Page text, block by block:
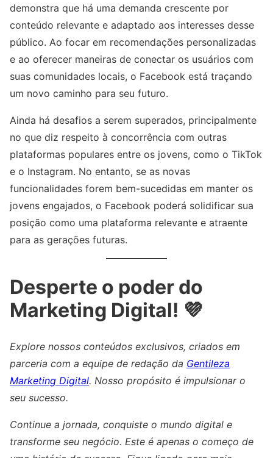
demonstra que há uma demanda crescente por
conteúdo relevante e adaptado aos interesses desse
público. Ao focar em recomendações personalizadas
e ao oferecer maneiras de conectar os usuários com
suas comunidades locais, o Facebook está traçando
um novo caminho para seu futuro.
Ainda há desafios a serem superados, principalmente
no que diz respeito à concorrência com outras
plataformas populares entre os jovens, como o TikTok
e o Instagram. No entanto, se as novas
funcionalidades forem bem-sucedidas em manter os
jovens engajados, o Facebook poderá solidificar sua
posição como uma plataforma relevante e atraente
para as gerações futuras.
Desperte o poder do
Marketing Digital! 💜
Explore nossos conteúdos exclusivos, criados em
parceria com a equipe de redação da Gentileza
Marketing Digital. Nosso propósito é impulsionar o
seu sucesso.
Continue a jornada, conquiste o mundo digital e
transforme seu negócio. Este é apenas o começo de